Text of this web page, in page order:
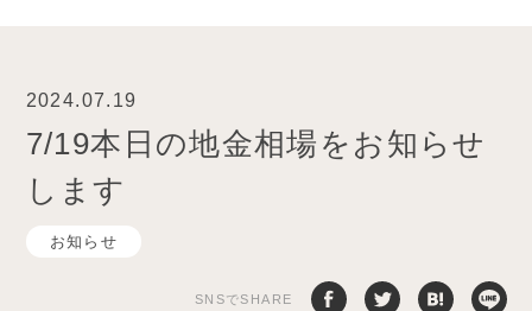
2024.07.19
7/19本日の地金相場をお知らせ
します
お知らせ
SNSでSHARE